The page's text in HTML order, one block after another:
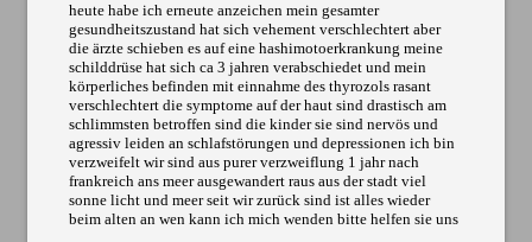
heute habe ich erneute anzeichen mein gesamter
gesundheitszustand hat sich vehement verschlechtert aber
die ärzte schieben es auf eine hashimotoerkrankung meine
schilddrüse hat sich ca 3 jahren verabschiedet und mein
körperliches befinden mit einnahme des thyrozols rasant
verschlechtert die symptome auf der haut sind drastisch am
schlimmsten betroffen sind die kinder sie sind nervös und
agressiv leiden an schlafstörungen und depressionen ich bin
verzweifelt wir sind aus purer verzweiflung 1 jahr nach
frankreich ans meer ausgewandert raus aus der stadt viel
sonne licht und meer seit wir zurück sind ist alles wieder
beim alten an wen kann ich mich wenden bitte helfen sie uns